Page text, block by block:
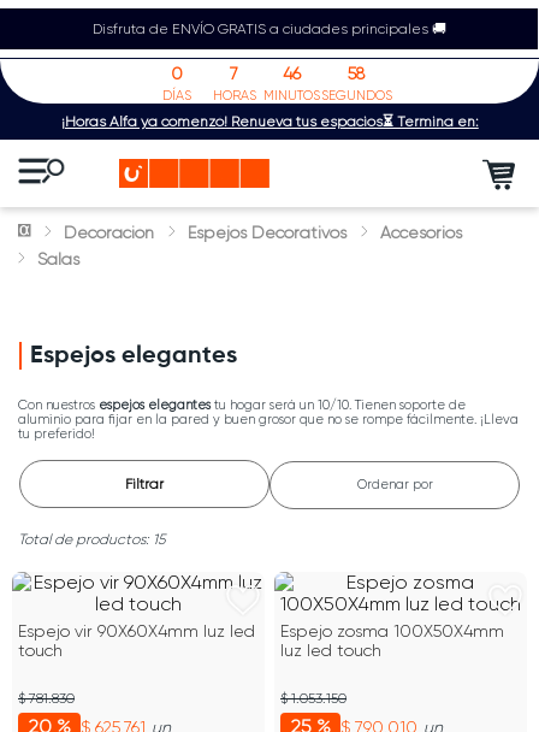
Disfruta de ENVÍO GRATIS a ciudades principales 🚚
¡Horas Alfa ya comenzó! Renueva tus espacios⏳ Termina en:
0
DÍAS
7
HORAS
46
MINUTOS
58
SEGUNDOS
Decoración Espejos Decorativos
Accesorios
Salas
Espejos elegantes
Con nuestros espejos elegantestu hogar será un 10/10. Tienen soporte de
aluminio para fijar en la pared y buen grosor que no se rompe fácilmente. ¡Lleva
tu preferido!
Filtrar Ordenar por
15
Espejo vir 90X60X4mm luz led
touch
20 % $ 625.761
$ 781.830
un
Espejo zosma 100X50X4mm
luz led touch
25 % $ 790.010
$ 1.053.150
un